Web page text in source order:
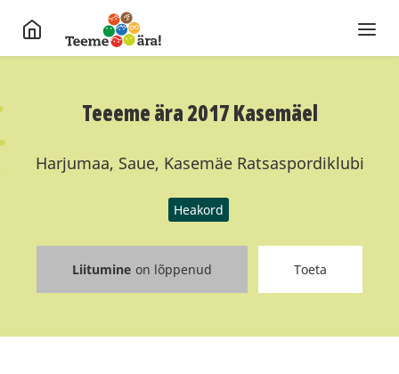
Teeeme ära 2017 Kasemäel
Harjumaa, Saue, Kasemäe Ratsaspordiklubi
Heakord
Liitumine on lõppenud Toeta